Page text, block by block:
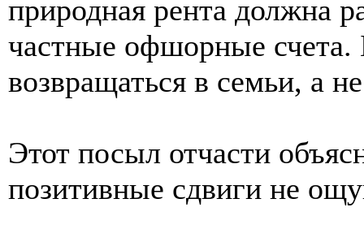
природная рента должна
частные офшорные счета.
возвращаться в семьи, а
Этот посыл отчасти
позитивные сдвиги не